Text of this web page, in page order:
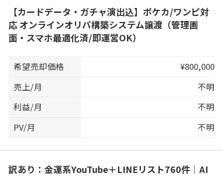
【カードデータ・ガチャ演出込】ポケカ/ワンピ対
応 オンラインオリパ構築システム譲渡（管理画
面・スマホ最適化済/即運営OK）
希望売却価格
¥800,000
売上/月
不明
利益/月
不明
PV/月
不明
訳あり：金運系YouTube＋LINEリスト760件｜AI